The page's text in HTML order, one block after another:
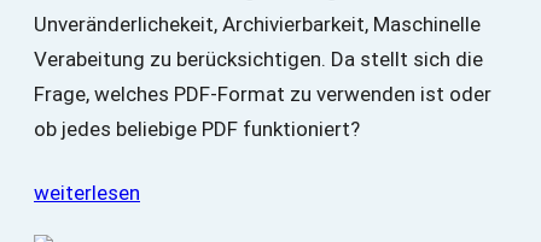
Unveränderlichekeit, Archivierbarkeit, Maschinelle
Verabeitung zu berücksichtigen. Da stellt sich die
Frage, welches PDF-Format zu verwenden ist oder
ob jedes beliebige PDF funktioniert?
weiterlesen